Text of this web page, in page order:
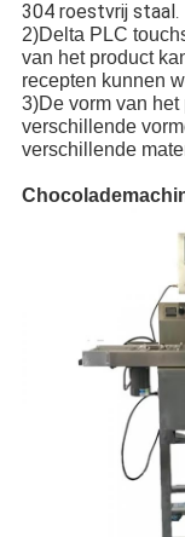
304 roestvrij staal .
2)Delta PLC
van het product
recepten kunnen
3)De vorm van
verschillende
verschillende